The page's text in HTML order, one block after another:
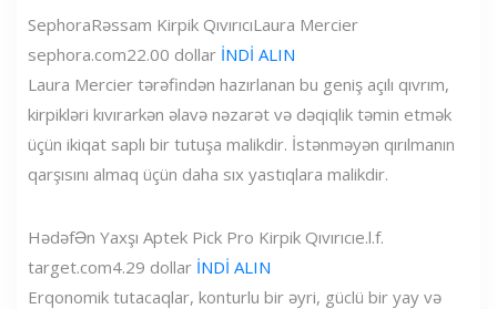
SephoraRəssam Kirpik QıvırıcıLaura Mercier
sephora.com22.00 dollar İNDİ ALIN
Laura Mercier tərəfindən hazırlanan bu geniş açılı qıvrım,
kirpikləri kıvırarkən əlavə nəzarət və dəqiqlik təmin etmək
üçün ikiqat saplı bir tutuşa malikdir. İstənməyən qırılmanın
qarşısını almaq üçün daha sıx yastıqlara malikdir.
HədəfƏn Yaxşı Aptek Pick Pro Kirpik Qıvırıcıe.l.f.
target.com4.29 dollar İNDİ ALIN
Erqonomik tutacaqlar, konturlu bir əyri, güclü bir yay və